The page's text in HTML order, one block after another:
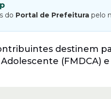
do Portal de Prefeitura pelo
destinem
(FMDCA)